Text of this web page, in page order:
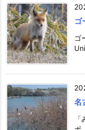
ゴ
ゴ
名